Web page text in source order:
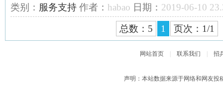
类别： 服务支持 作者： habao 日期： 2019-06-10
总数：5 1 页次：1/1
网站首页 联系我们 招
声明：本站数据来源于网络和网友投